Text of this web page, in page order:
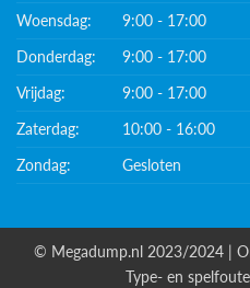
Woensdag:
9:00 - 17:00
Donderdag:
9:00 - 17:00
Vrijdag:
9:00 - 17:00
Zaterdag:
10:00 - 16:00
Zondag:
Gesloten
© Megadump.nl 2023/2024 |
Type- en